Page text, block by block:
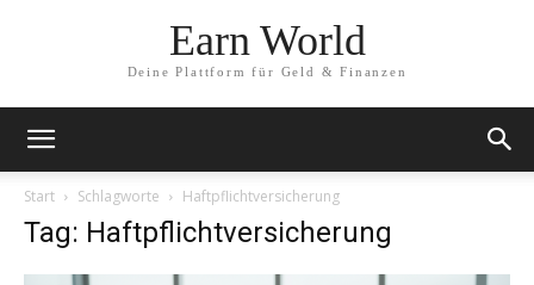
Earn World
Deine Plattform für Geld & Finanzen
Start Schlagworte Haftpflichtversicherung
Tag: Haftpflichtversicherung